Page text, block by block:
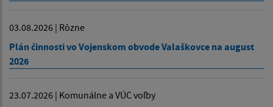
03.08.2026 | Rôzne
Plán činnosti vo Vojenskom obvode Valaškovce na august
2026
23.07.2026 | Komunálne a VÚC voľby